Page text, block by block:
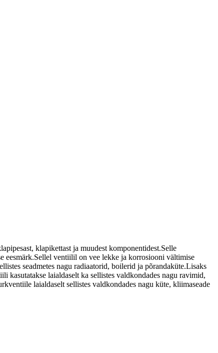
klapikettast ja muudest komponentidest.Selle
eesmärk.Sellel ventiilil on vee lekke ja korrosiooni vältimise
seadmetes nagu radiaatorid, boilerid ja põrandaküte.Lisaks
kasutatakse laialdaselt ka sellistes valdkondades nagu ravimid,
laialdaselt sellistes valdkondades nagu küte, kliimaseade